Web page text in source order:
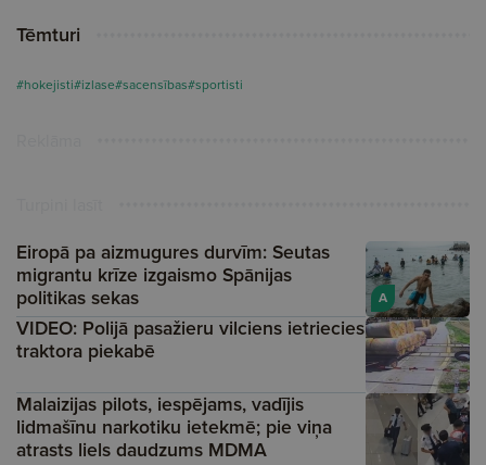
Tēmturi
#hokejisti#izlase#sacensības#sportisti
A
Eiropā pa aizmugures durvīm: Seutas
migrantu krīze izgaismo Spānijas
politikas sekas
VIDEO: Polijā pasažieru vilciens ietriecies
traktora piekabē
Malaizijas pilots, iespējams, vadījis
lidmašīnu narkotiku ietekmē; pie viņa
atrasts liels daudzums MDMA